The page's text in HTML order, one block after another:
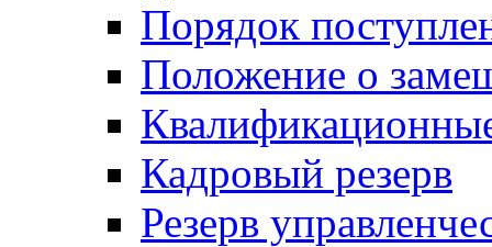
Порядок
Положение о
Кадровый резерв
Резерв